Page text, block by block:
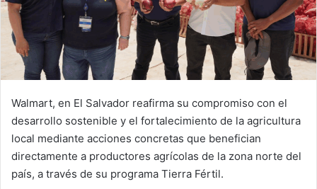
Walmart, en El Salvador reafirma su compromiso con el
desarrollo sostenible y el fortalecimiento de la agricultura
local mediante acciones concretas que benefician
directamente a productores agrícolas de la zona norte del
país, a través de su programa Tierra Fértil.